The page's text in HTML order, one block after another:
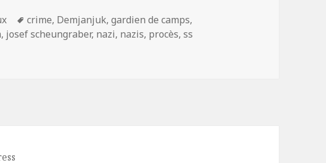
Mots-
clés
crime, Demjanjuk,gardien de camps,
, josef scheungraber, nazi, nazis, procès,ss